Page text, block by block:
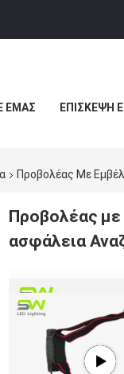
ΕΜΆΣ ΕΠΙΣΚΕΨΉ
Προβολέας Με
Προβολέας με
ασφάλεια